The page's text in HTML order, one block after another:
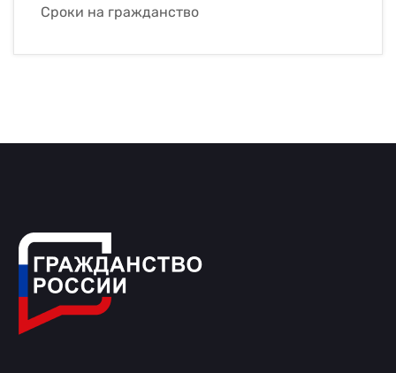
Сроки на гражданство